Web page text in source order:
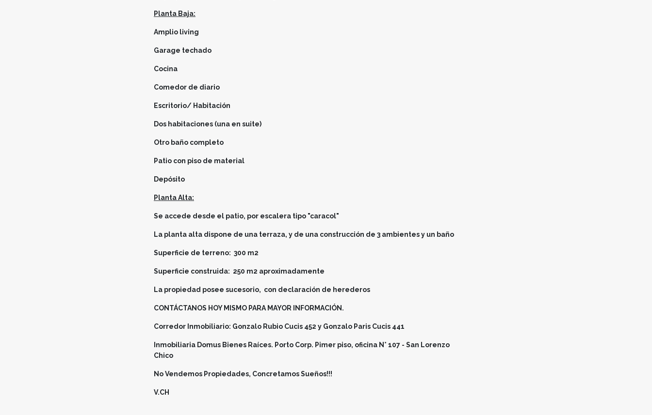
Planta Baja:
Amplio living
Garage techado
Cocina
Comedor de diario
Escritorio/ Habitación
Dos habitaciones (una en suite)
Otro baño completo
Patio con piso de material
Depósito
Planta Alta:
Se accede desde el patio, por escalera tipo "caracol"
La planta alta dispone de una terraza, y de una construcción de 3 ambientes y un baño
Superficie de terreno: 300 m2
Superficie construida: 250 m2 aproximadamente
La propiedad posee sucesorio, con declaración de herederos
CONTÁCTANOS HOY MISMO PARA MAYOR INFORMACIÓN.
Corredor Inmobiliario: Gonzalo Rubio Cucis 452 y Gonzalo Paris Cucis 441
Inmobiliaria Domus Bienes Raíces. Porto Corp. Pimer piso, oficina N° 107 - San Lorenzo
Chico
No Vendemos Propiedades, Concretamos Sueños!!!
V.CH